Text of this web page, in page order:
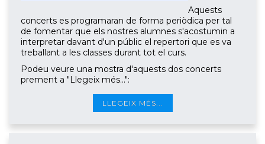
Aquests
concerts es programaran de forma periòdica per tal
de fomentar que els nostres alumnes s'acostumin a
interpretar davant d'un públic el repertori que es va
treballant a les classes durant tot el curs.
Podeu veure una mostra d'aquests dos concerts
prement a "Llegeix més...":
LLEGEIX MÉS...